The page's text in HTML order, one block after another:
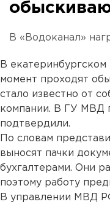
В «Водоканал»
В
момент проходят
стало известно от
компании. В ГУ МВД
подтвердили.
По словам
выносят пачки
бухгалтерами. Они
поэтому работу
В управлении МВД